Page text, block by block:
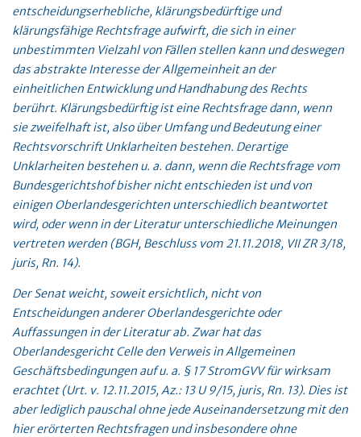
entscheidungserhebliche, klärungsbedürftige und
klärungsfähige Rechtsfrage aufwirft, die sich in einer
unbestimmten Vielzahl von Fällen stellen kann und deswegen
das abstrakte Interesse der Allgemeinheit an der
einheitlichen Entwicklung und Handhabung des Rechts
berührt. Klärungsbedürftig ist eine Rechtsfrage dann, wenn
sie zweifelhaft ist, also über Umfang und Bedeutung einer
Rechtsvorschrift Unklarheiten bestehen. Derartige
Unklarheiten bestehen u. a. dann, wenn die Rechtsfrage vom
Bundesgerichtshof bisher nicht entschieden ist und von
einigen Oberlandesgerichten unterschiedlich beantwortet
wird, oder wenn in der Literatur unterschiedliche Meinungen
vertreten werden (BGH, Beschluss vom 21.11.2018, VII ZR 3/18,
juris, Rn. 14).
Der Senat weicht, soweit ersichtlich, nicht von
Entscheidungen anderer Oberlandesgerichte oder
Auffassungen in der Literatur ab. Zwar hat das
Oberlandesgericht Celle den Verweis in Allgemeinen
Geschäftsbedingungen auf u. a. § 17 StromGVV für wirksam
erachtet (Urt. v. 12.11.2015, Az.: 13 U 9/15, juris, Rn. 13). Dies ist
aber lediglich pauschal ohne jede Auseinandersetzung mit den
hier erörterten Rechtsfragen und insbesondere ohne